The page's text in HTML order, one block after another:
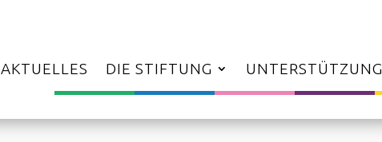
AKTUELLES DIE STIFTUNG UNTERSTÜTZUNG